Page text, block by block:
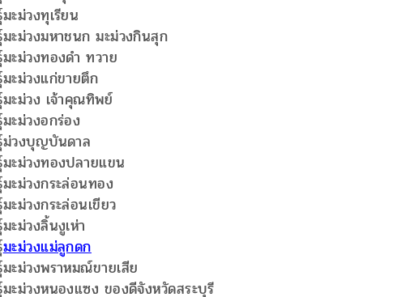
ะม่วงทุเรียน
ะม่วงมหาชนก มะม่วงกินสุก
ะม่วงทองดำ ทวาย
ะม่วงแก่ขายตึก
ะม่วง เจ้าคุณทิพย์
ะม่วงอกร่อง
วงบุญบันดาล
ะม่วงทองปลายแขน
ะม่วงกระล่อนทอง
ะม่วงกระล่อนเขียว
ะม่วงลิ้นงูเห่า
มะม่วงแม่ลูกดก
ะม่วงพราหมณ์ขายเสีย
ะม่วงหนองแซง ของดีจังหวัดสระบุรี